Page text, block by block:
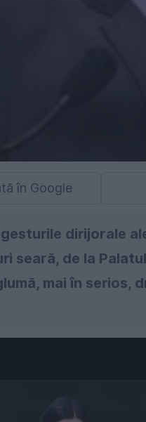
în Google
dirijorale
seară, de la
mai în serios,